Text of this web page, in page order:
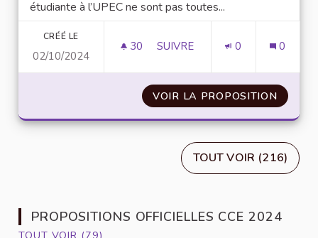
étudiante à l’UPEC ne sont pas toutes...
CRÉÉ LE
02/10/2024
30 30 ABONNÉS
SUIVRE 0 0
VOIR LA PROPOSITION
TOUT VOIR (216)
PROPOSITIONS OFFICIELLES CCE 2024
TOUT VOIR (79)